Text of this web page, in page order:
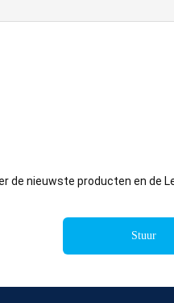
de nieuwste producten en de